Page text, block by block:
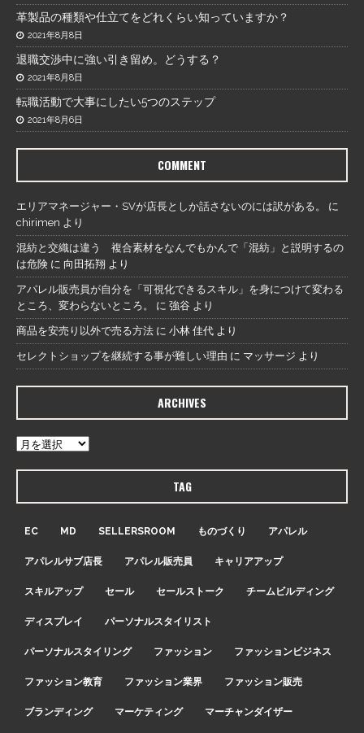
革製品の種類や仕立てをどれくらい知っていますか？
2021年8月8日
退職交渉中に強い引き留め。どうする？
2021年8月8日
転職活動で大事にしたい5つのステップ
2021年8月6日
COMMENT
エリアマネージャー・SVが店長としか話さないのには訳がある。
に
chirimen より
混紡と交織は違う 複合素材をなんでもかんで「混紡」と説明するの
は危険 に 向田拓翔 より
アパレル販売員が自分を「可視化できるスキル」を身につけて変わる
ところ、変わらないところ。
に 強谷 より
商品を安売り以外で売る方法 に 小林 佳代 より
セレクトショップを継続する事が難しい理由 に マッサージ より
ARCHIVES
TAG
EC MD SELLERSROOM ものづくり アパレル
アパレルサブ店長 アパレル販売員 キャリアアップ
スキルアップ セール セールストーク チームビルディング
ディスプレイ パーソナルスタイリスト
パーソナルスタイリング ファッション ファッションビジネス
ファッション教育 ファッション業界 ファッション販売
ブランディング マーケティング マーチャンダイザー